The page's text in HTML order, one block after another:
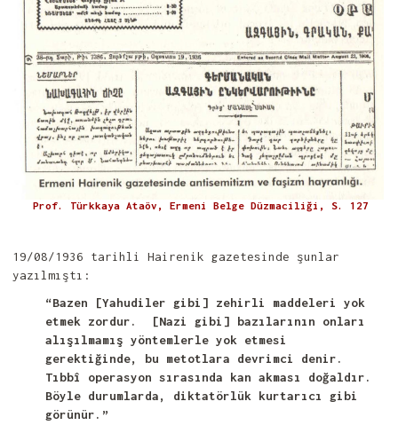
Prof. Türkkaya Ataöv, Ermeni Belge Düzmaciliği, S. 127
19/08/1936 tarihli Hairenik gazetesinde şunlar
yazılmıştı:
“Bazen [Yahudiler gibi] zehirli maddeleri yok
etmek zordur. [Nazi gibi] bazılarının onları
alışılmamış yöntemlerle yok etmesi
gerektiğinde, bu metotlara devrimci denir.
Tıbbî
operasyon sırasında kan akması doğaldır.
Böyle durumlarda, diktatörlük kurtarıcı gibi
görünür.”